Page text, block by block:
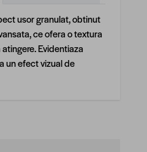
usor granulat, obtinut
ce ofera o textura
Evidentiaza
un efect vizual de